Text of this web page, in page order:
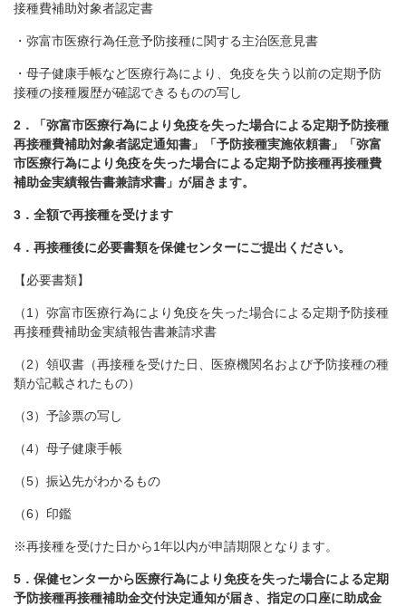
接種費補助対象者認定書
・弥富市医療行為任意予防接種に関する主治医意見書
・母子健康手帳など医療行為により、免疫を失う以前の定期予防
接種の接種履歴が確認できるものの写し
2．「弥富市医療行為により免疫を失った場合による定期予防接種
再接種費補助対象者認定通知書」「予防接種実施依頼書」「弥富
市医療行為により免疫を失った場合による定期予防接種再接種費
補助金実績報告書兼請求書」が届きます。
3．全額で再接種を受けます
4．再接種後に必要書類を保健センターにご提出ください。
【必要書類】
（1）弥富市医療行為により免疫を失った場合による定期予防接種
再接種費補助金実績報告書兼請求書
（2）領収書（再接種を受けた日、医療機関名および予防接種の種
類が記載されたもの）
（3）予診票の写し
（4）母子健康手帳
（5）振込先がわかるもの
（6）印鑑
※再接種を受けた日から1年以内が申請期限となります。
5．保健センターから医療行為により免疫を失った場合による定期
予防接種再接種補助金交付決定通知が届き、指定の口座に助成金